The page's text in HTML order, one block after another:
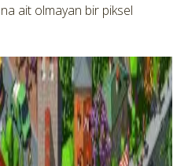
ait olmayan bir piksel